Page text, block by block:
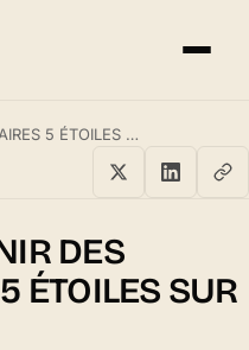
COMMENT OBTENIR DES COMMENTAIRES 5 ÉTOILES SUR AMAZON
DES
ÉTOILES SUR